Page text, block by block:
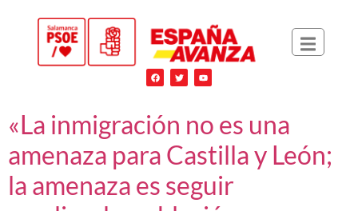
«La inmigración no es una
amenaza para Castilla y León;
la amenaza es seguir